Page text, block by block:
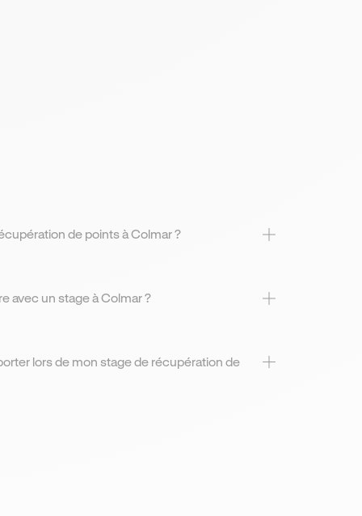
de points à Colmar ?
avec un stage à Colmar ?
lors de mon stage de récupération de